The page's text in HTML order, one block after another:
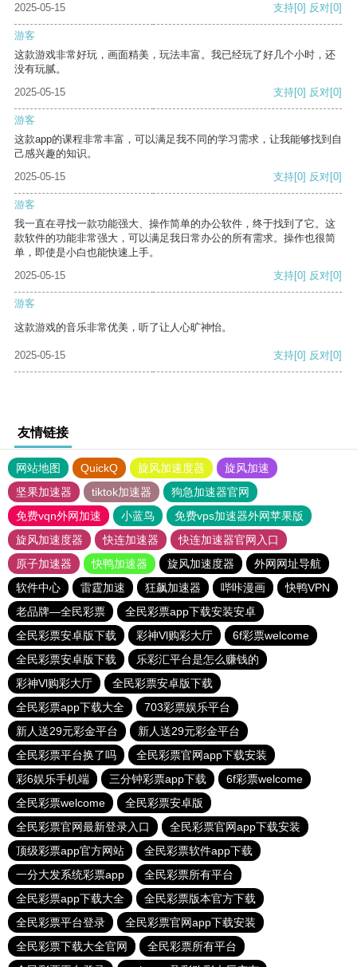
2025-05-15 支持[0] 反对[0]
游客
这款游戏非常好玩，画面精美，玩法丰富。我已经玩了好几个小时，还
没有玩腻。
2025-05-15
支持[0] 反对[0]
游客
这款app的课程非常丰富，可以满足我不同的学习需求，让我能够找到自
己感兴趣的知识。
2025-05-15
支持[0] 反对[0]
游客
我一直在寻找一款功能强大、操作简单的办公软件，终于找到了它。这
款软件的功能非常强大，可以满足我日常办公的所有需求。操作也很简
单，即使是小白也能快速上手。
2025-05-15
支持[0] 反对[0]
游客
这款游戏的音乐非常优美，听了让人心旷神怡。
2025-05-15 支持[0] 反对[0]
友情链接
网站地图 QuickQ 旋风加速度器
旋风加速
坚果加速器
tiktok加速器
狗急加速器官网
免费vqn外网加速
小蓝鸟
免费vps加速器外网苹果版
旋风加速度器
快连加速器
快连加速器官网入口
原子加速器
快鸭加速器 旋风加速度器
外网网址导航
软件中心
雷霆加速 狂飙加速器 哔咔漫画
快鸭VPN
老品牌—全民彩票
全民彩票app下载安装安卓
全民彩票安卓版下载
彩神Vl购彩大厅
6f彩票welcome
全民彩票安卓版下载
乐彩汇平台是怎么赚钱的
彩神Vl购彩大厅
全民彩票安卓版下载
全民彩票app下载大全
703彩票娱乐平台
新人送29元彩金平台
新人送29元彩金平台
全民彩票平台换了吗
全民彩票官网app下载安装
彩6娱乐手机端
三分钟彩票app下载
6f彩票welcome
全民彩票welcome
全民彩票安卓版
全民彩票官网最新登录入口
全民彩票官网app下载安装
顶级彩票app官方网站
全民彩票软件app下载
一分大发系统彩票app
全民彩票所有平台
全民彩票app下载大全
全民彩票版本官方下载
全民彩票平台登录
全民彩票官网app下载安装
全民彩票下载大全官网
全民彩票所有平台